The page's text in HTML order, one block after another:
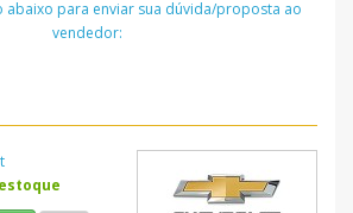
abaixo para enviar sua dúvida/proposta ao
vendedor: